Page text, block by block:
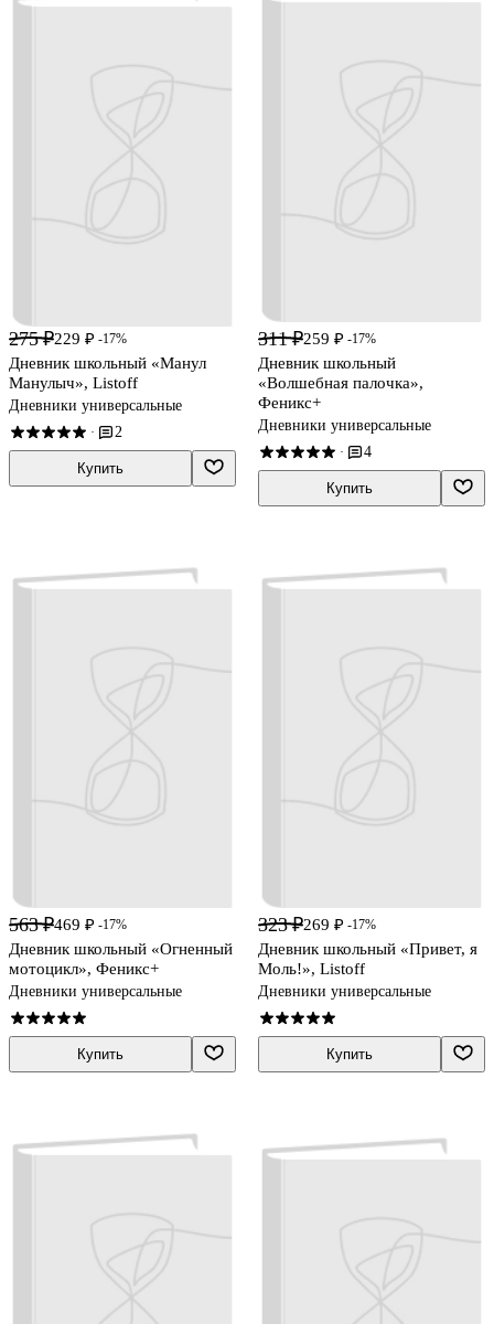
275 ₽229 ₽ -17%
Дневник школьный «Манул
Манулыч», Listoff
Дневники универсальные
· 2
Купить
311 ₽259 ₽ -17%
Дневник школьный
«Волшебная палочка»,
Феникс+
Дневники универсальные
· 4
Купить
563 ₽469 ₽ -17%
Дневник школьный «Огненный
мотоцикл», Феникс+
Дневники универсальные
Купить
323 ₽269 ₽ -17%
Дневник школьный «Привет, я
Моль!», Listoff
Дневники универсальные
Купить